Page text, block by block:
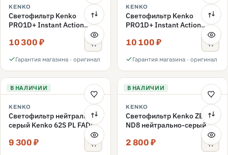
KENKO
Светофильтр Kenko
PRO1D+ Instant Action
Variable NDX3-450+C-PLS
переменной плотности
10 300 ₽
Гарантия магазина · оригинал
KENKO
Светофильтр Kenko
PRO1D+ Instant Action
Variable NDX3-450+C-PL
переменной плотности
10 100 ₽
Гарантия магазина · оригинал
В НАЛИЧИИ
KENKO
Светофильтр нейтрально-
серый Kenko 62S PL FADER
с переменной плотностью
ND3-ND400 62mm
9 300 ₽
В НАЛИЧИИ
KENKO
Светофильтр Kenko ZETA
ND8 нейтрально-серый
2 800 ₽